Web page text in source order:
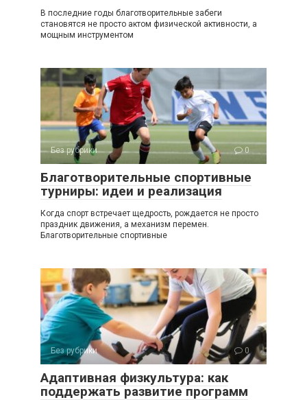
В последние годы благотворительные забеги
становятся не просто актом физической активности, а
мощным инструментом
Без рубрики 0
Благотворительные спортивные
турниры: идеи и реализация
Когда спорт встречает щедрость, рождается не просто
праздник движения, а механизм перемен.
Благотворительные спортивные
Без рубрики 0
Адаптивная физкультура: как
поддержать развитие программ